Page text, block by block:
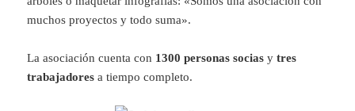
muchos proyectos y todo suma».
La asociación cuenta con 1300 personas sociasytres
trabajadores a tiempo completo.